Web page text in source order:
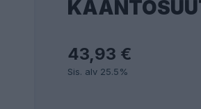
43,93 €
Sis. alv 25.5%